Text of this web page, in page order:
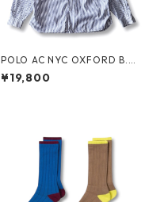
POLO AC NYC OXFORD B.D.
SHIRT by Polo Ralph Lauren
¥19,800